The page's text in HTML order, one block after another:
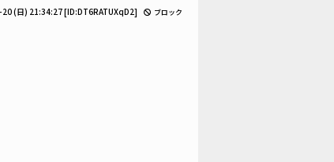
(日) 21:34:27[ID:DT6RATUXqD2] ブロック